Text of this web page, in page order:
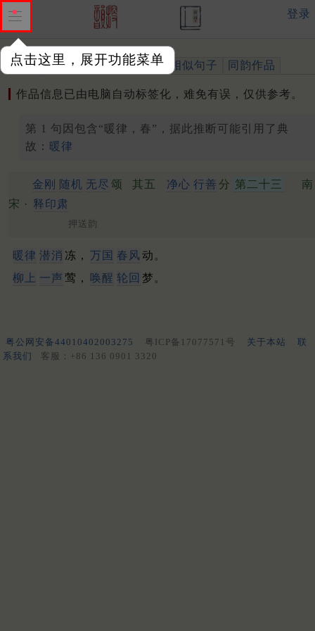
点击这里，展开功能菜单
登录
作品 标注四声 出处、引用 相似句子 同韵作品
作品信息已由电脑自动标签化，难免有误，仅供参考。
第 1 句因包含“暖律，春”，据此推断可能引用了典
故： 暖律
金刚 随机 无尽 颂 其五 净心 行善 分 第二十三
南
宋 ·
释印肃
押送韵
暖律 潜消 冻， 万国 春风 动。
柳上 一声 莺， 唤醒 轮回 梦。
粤公网安备44010402003275 粤ICP备17077571号 关于本站
联
系我们
客服：+86 136 0901 3320